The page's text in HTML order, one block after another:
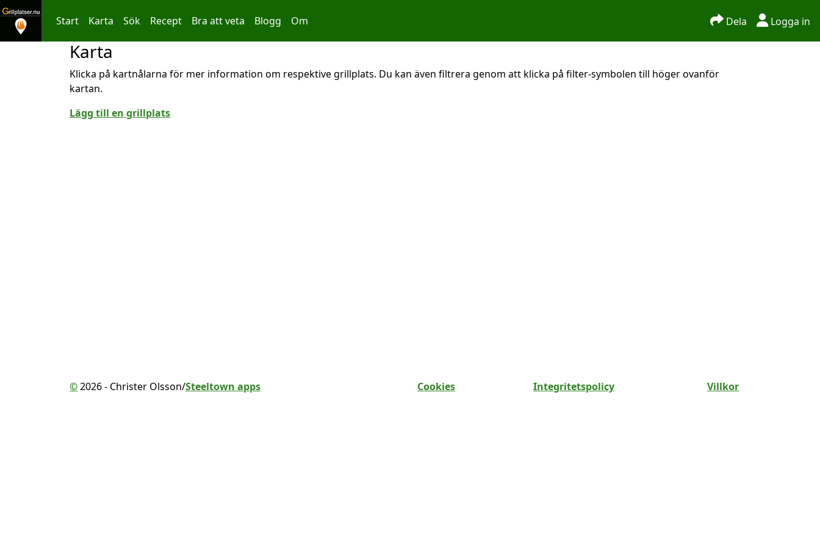
Hoppa till innehållet
Start Karta Sök Recept Bra att veta Blogg Om Dela Logga in
Karta
Klicka på kartnålarna för mer information om respektive grillplats. Du kan även filtrera genom att klicka på filter-symbolen till höger ovanför
kartan.
Lägg till en grillplats
©2026 - Christer Olsson/Steeltown apps Cookies Integritetspolicy Villkor